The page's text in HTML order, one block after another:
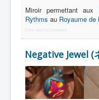
Artiste Asperger
Lexique
Idol senshi
ドル 戦士 ミ
Idoles
Miroir permettant aux
Rythms au Royaume de
More Joomla Extensions
Negative Jewel (